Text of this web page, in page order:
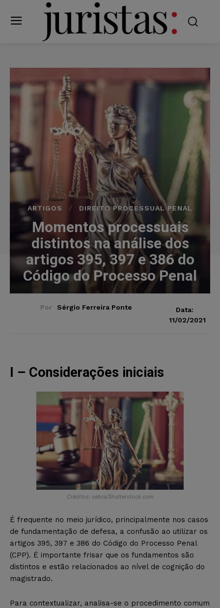
ARTIGOS DIREITO PROCESSUAL PENAL
Momentos processuais
distintos na análise dos
artigos 395, 397 e 386 do
Código do Processo Penal
Por Sérgio Ferreira Ponte
Data:
11/02/2021
I – Considerações iniciais
Créditos: sebra/Shutterstock.com
É frequente no meio jurídico, principalmente nos casos
de fundamentação de defesa, a confusão ao utilizar os
artigos 395, 397 e 386 do Código do Processo Penal
(CPP). É importante frisar que os fundamentos são
distintos e estão relacionados ao nível de cognição do
magistrado.
Para contextualizar, analisa-se o procedimento comum